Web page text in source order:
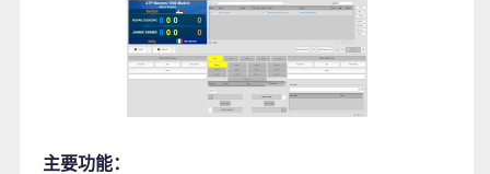
主要功能：